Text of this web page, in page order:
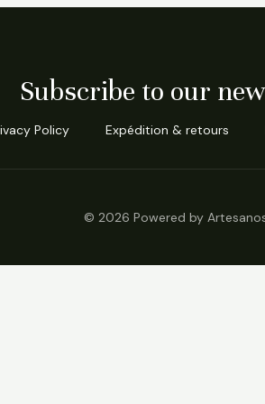
Subscribe to our
Policy Expédition & retours
© 2026 Powered by